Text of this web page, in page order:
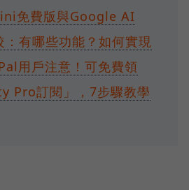
免費版與Google AI
有哪些功能？如何實現
用戶注意！可免費領
Pro訂閱」，7步驟教學